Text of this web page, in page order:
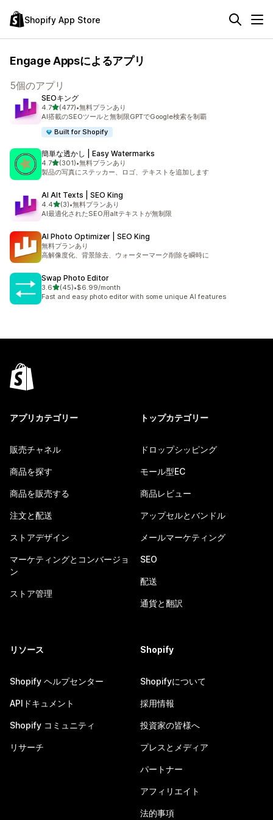
Shopify App Store
Engage Appsによるアプリ
5個のアプリ
SEOキング
4.75つ星中
(477)
合計レビュー数：477件
•無料プランあり
AI搭載のSEOツールと無制限GPTでGoogle検索を制覇
Built for Shopify
簡単な透かし | Easy Watermarks
4.75つ星中
(301)
合計レビュー数：301件
•無料プランあり
製品の写真にステッカー、ロゴ、テキストを追加します
AI Alt Texts | SEO King
4.45つ星中
(3)
合計レビュー数：3件
•無料プランあり
AI最適化されたSEO用altテキストが無制限
AI Photo Optimizer | SEO King
無料プランあり
高解像度化、背景除去、ウォーターマーク削除を瞬時に
Swap Photo Editor
3.65つ星中
(45)
合計レビュー数：45件
•$6.99/month
Fast and easy photo editor with some unique AI features
アプリカテゴリー
販売チャネル
商品を探す
商品を販売する
注文と配送
ストアデザイン
マーケティングとコンバージョ
ン
ストア管理
トップカテゴリー
ドロップシッピング
モール型EC
商品レビュー
アップセルとバンドル
メールマーケティング
SEO
配送
通貨と翻訳
リソース
Shopify ヘルプセンター
APIドキュメント
Shopify コミュニティ
リサーチ
Shopify
Shopifyについて
採用情報
投資家の皆様へ
プレスとメディア
パートナー
アフィリエイト
法的事項